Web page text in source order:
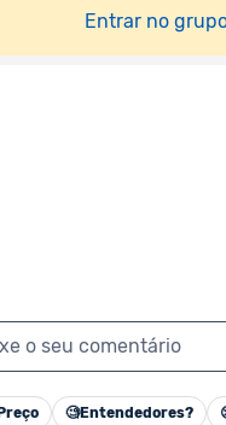
Entrar no
o seu comentário
🧐Entendedores?